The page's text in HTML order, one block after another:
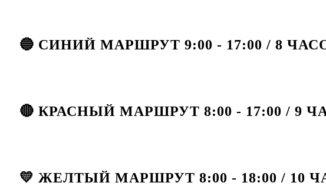
🔵 СИНИЙ МАРШРУТ 9:00 - 17:00 / 8
🔴 КРАСНЫЙ МАРШРУТ 8:00 - 17:00 / 9
💛 ЖЕЛТЫЙ МАРШРУТ 8:00 - 18:00 / 10